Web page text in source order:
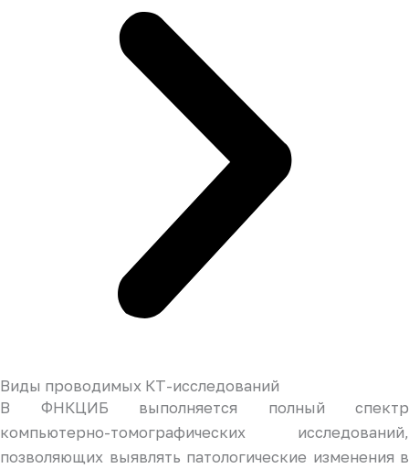
Виды проводимых КТ-исследований
В ФНКЦИБ выполняется полный спектр
компьютерно-томографических исследований,
позволяющих выявлять патологические изменения в